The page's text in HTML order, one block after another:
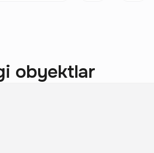
obyektlar